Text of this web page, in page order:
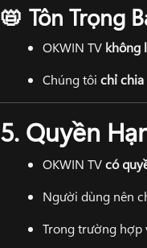
📛 Tôn Trọng
OKWIN TV không
Chúng tôi chỉ chia
5. Quyền
OKWIN TVcó
Người dùng nên
Trong trường hợp